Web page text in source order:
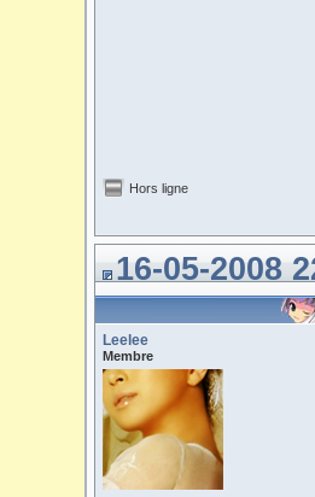
Hors ligne
16-05-2008
Leelee
Membre